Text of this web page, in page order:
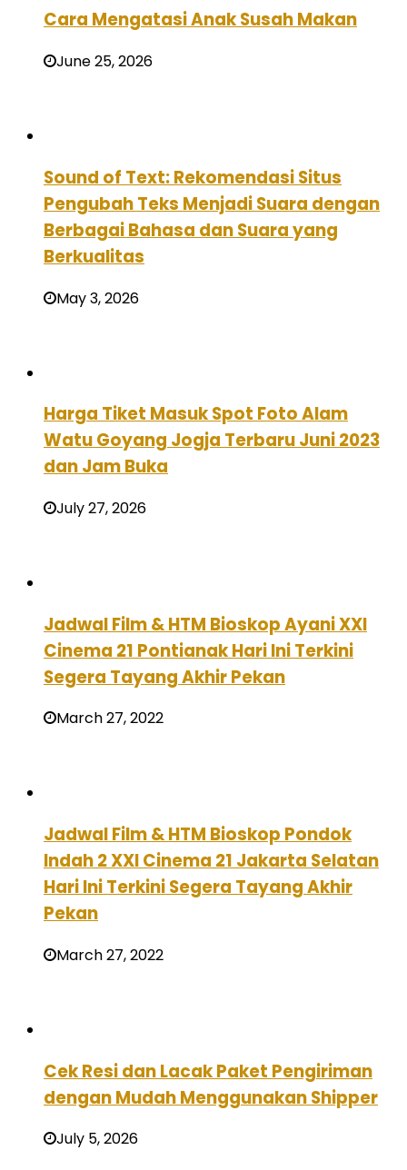
Cara Mengatasi Anak Susah Makan
June 25, 2026
Sound of Text: Rekomendasi Situs
Pengubah Teks Menjadi Suara dengan
Berbagai Bahasa dan Suara yang
Berkualitas
May 3, 2026
Harga Tiket Masuk Spot Foto Alam
Watu Goyang Jogja Terbaru Juni 2023
dan Jam Buka
July 27, 2026
Jadwal Film & HTM Bioskop Ayani XXI
Cinema 21 Pontianak Hari Ini Terkini
Segera Tayang Akhir Pekan
March 27, 2022
Jadwal Film & HTM Bioskop Pondok
Indah 2 XXI Cinema 21 Jakarta Selatan
Hari Ini Terkini Segera Tayang Akhir
Pekan
March 27, 2022
Cek Resi dan Lacak Paket Pengiriman
dengan Mudah Menggunakan Shipper
July 5, 2026